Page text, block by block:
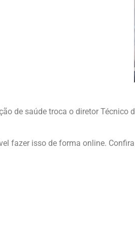
de saúde troca o diretor Técnico
fazer isso de forma online.